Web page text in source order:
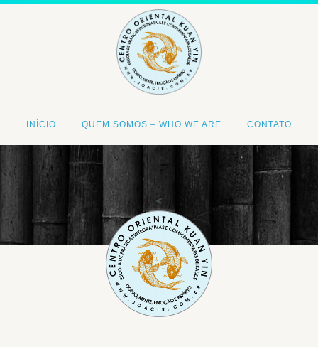
INÍCIO QUEM SOMOS – WHO WE ARE CONTATO
<